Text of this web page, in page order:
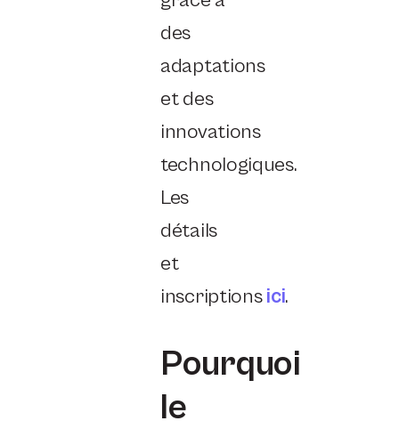
des
adaptations
et des
innovations
technologiques.
Les
détails
et
inscriptionsici.
Pourquoi
le